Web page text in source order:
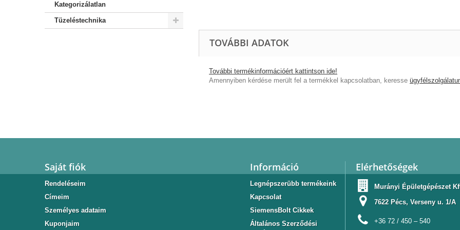
Kategorizálatlan
Tüzeléstechnika
TOVÁBBI ADATOK
További termékinformációért kattintson ide!
Amennyiben kérdése merült fel a termékkel kapcsolatban, keresse
Saját fiók
Rendeléseim
Címeim
Személyes adataim
Kuponjaim
Információ
Legnépszerübb termékeink
Kapcsolat
SiemensBolt Cikkek
Általános Szerződési
Elérhetőségek
Murányi Épületgépészet
7622 Pécs, Verseny u. 1/A
+36 72 / 450 – 540